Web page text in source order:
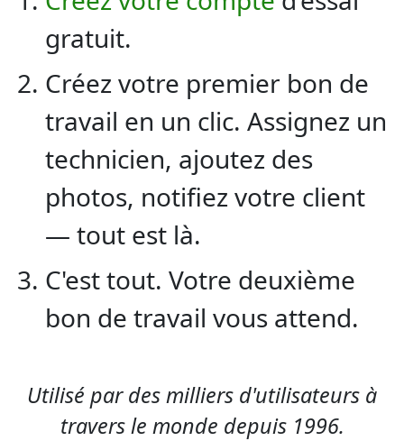
gratuit.
Créez votre premier bon de
travail en un clic. Assignez un
technicien, ajoutez des
photos, notifiez votre client
— tout est là.
C'est tout. Votre deuxième
bon de travail vous attend.
Utilisé par des milliers d'utilisateurs à
travers le monde depuis 1996.